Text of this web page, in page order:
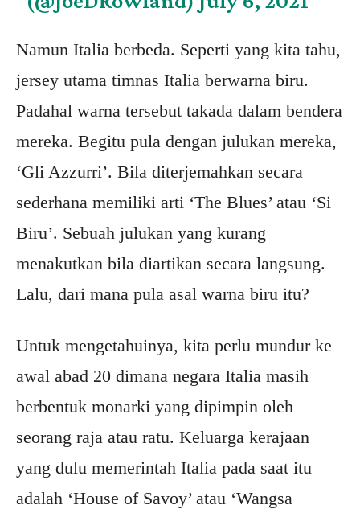
Namun Italia berbeda. Seperti yang kita tahu,
jersey utama timnas Italia berwarna biru.
Padahal warna tersebut takada dalam bendera
mereka. Begitu pula dengan julukan mereka,
‘Gli Azzurri’. Bila diterjemahkan secara
sederhana memiliki arti ‘The Blues’ atau ‘Si
Biru’. Sebuah julukan yang kurang
menakutkan bila diartikan secara langsung.
Lalu, dari mana pula asal warna biru itu?
Untuk mengetahuinya, kita perlu mundur ke
awal abad 20 dimana negara Italia masih
berbentuk monarki yang dipimpin oleh
seorang raja atau ratu. Keluarga kerajaan
yang dulu memerintah Italia pada saat itu
adalah ‘House of Savoy’ atau ‘Wangsa